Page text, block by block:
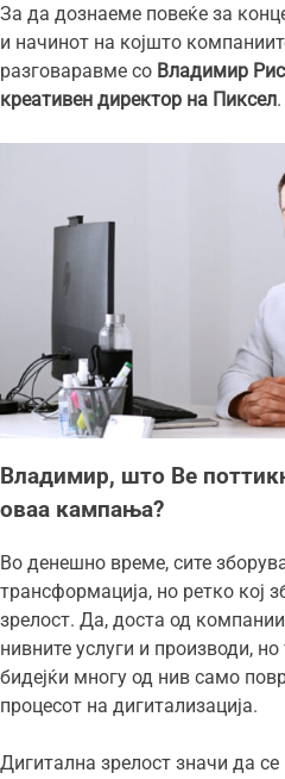
За да дознаеме повеќе за
и начинот на којшто
разговаравме со Владимир
креативен директор на Пиксел.
Владимир, што Ве
оваа кампања?
Во денешно време, сите
трансформација, но ретко кој
зрелост. Да, доста од
нивните услуги и производи,
бидејќи многу од нив само
процесот на дигитализација.
Дигитална зрелост значи да